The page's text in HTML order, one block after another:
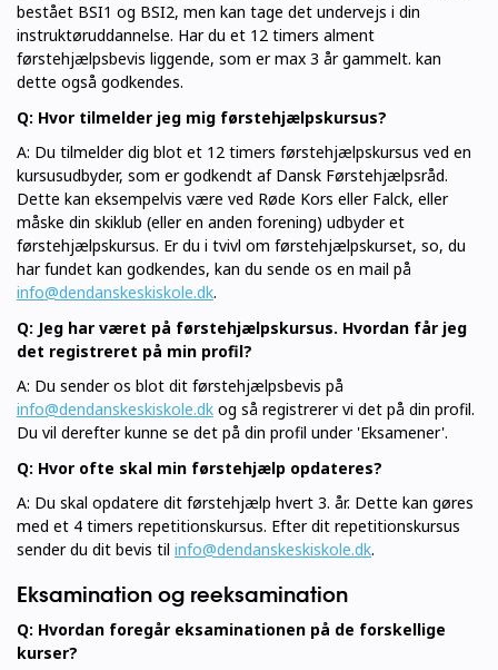
bestået BSI1 og BSI2, men kan tage det undervejs i din
instruktøruddannelse. Har du et 12 timers alment
førstehjælpsbevis liggende, som er max 3 år gammelt. kan
dette også godkendes.
Q: Hvor tilmelder jeg mig førstehjælpskursus?
A: Du tilmelder dig blot et 12 timers førstehjælpskursus ved en
kursusudbyder, som er godkendt af Dansk Førstehjælpsråd.
Dette kan eksempelvis være ved Røde Kors eller Falck, eller
måske din skiklub (eller en anden forening) udbyder et
førstehjælpskursus. Er du i tvivl om førstehjælpskurset, so, du
har fundet kan godkendes, kan du sende os en mail på
info@dendanskeskiskole.dk.
Q: Jeg har været på førstehjælpskursus. Hvordan får jeg
det registreret på min profil?
A: Du sender os blot dit førstehjælpsbevis på
info@dendanskeskiskole.dk og så registrerer vi det på din profil.
Du vil derefter kunne se det på din profil under 'Eksamener'.
Q: Hvor ofte skal min førstehjælp opdateres?
A: Du skal opdatere dit førstehjælp hvert 3. år. Dette kan gøres
med et 4 timers repetitionskursus. Efter dit repetitionskursus
sender du dit bevis til info@dendanskeskiskole.dk.
Eksamination og reeksamination
Q: Hvordan foregår eksaminationen på de forskellige
kurser?